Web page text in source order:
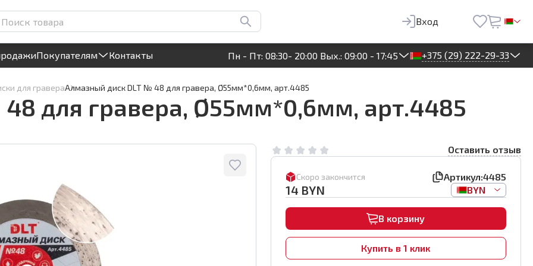
Круглосуточный! Прием заявок на сайте
Вход
Покупателям Контакты Пн - Пт: 08:30- 20:00 Вых.: 09:00 - 17:45 +375 (29) 222-29-33
арт.4485
В корзину
для гравераАлмазный диск DLT № 48 для гравера, Ø55мм*0,6мм, арт.4485
для гравера, Ø55мм*0,6мм, арт.4485
Оставить отзыв
Скоро закончится Артикул:4485
14 BYN BYN
В корзину
Купить в 1 клик